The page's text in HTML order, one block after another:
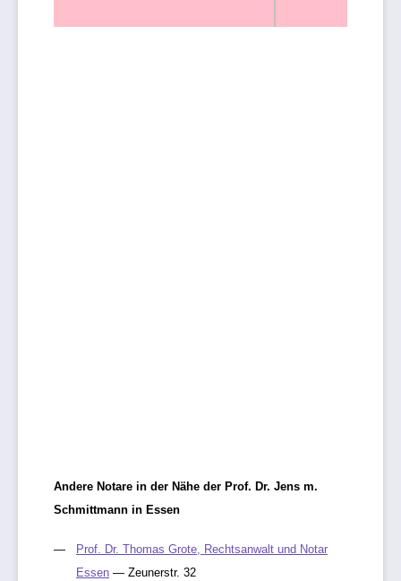
Andere Notare in der Nähe der Prof. Dr. Jens m.
Schmittmann in Essen
Prof. Dr. Thomas Grote, Rechtsanwalt und Notar
Essen — Zeunerstr. 32